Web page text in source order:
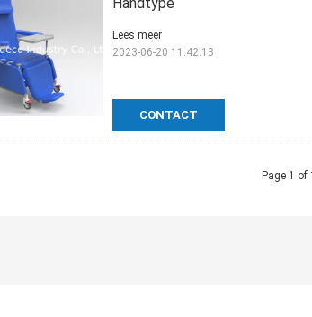
CONTACT
Lees meer
2023-06-20 11:42:13
Page 1 of